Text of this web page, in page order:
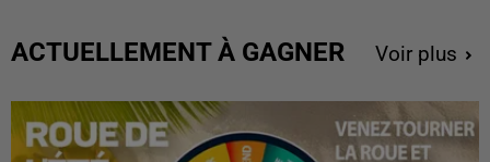
ACTUELLEMENT À GAGNER Voir plus